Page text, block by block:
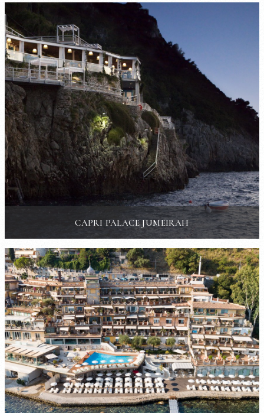
CAPRI PALACE JUMEIRAH